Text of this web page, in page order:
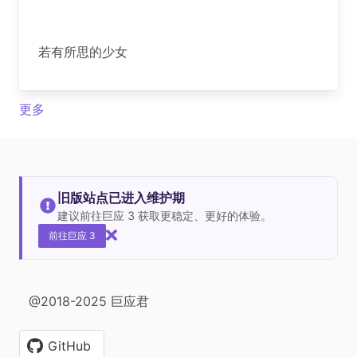
若有所思的少女
更多
旧版站点已进入维护期
建议前往巨应 3 获取更稳定、更好的体验。
前往巨应 3
@2018-2025 巨应君
GitHub